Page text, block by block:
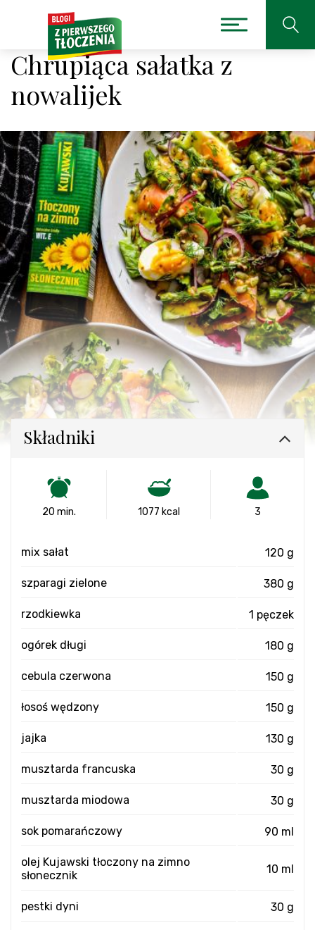
Chrupiąca sałatka z
nowalijek
Składniki
20 min. 1077 kcal 3
mix sałat 120 g
szparagi zielone 380 g
rzodkiewka 1 pęczek
ogórek długi 180 g
cebula czerwona 150 g
łosoś wędzony 150 g
jajka 130 g
musztarda francuska 30 g
musztarda miodowa 30 g
sok pomarańczowy 90 ml
olej Kujawski tłoczony na zimno
słonecznik
10 ml
pestki dyni 30 g